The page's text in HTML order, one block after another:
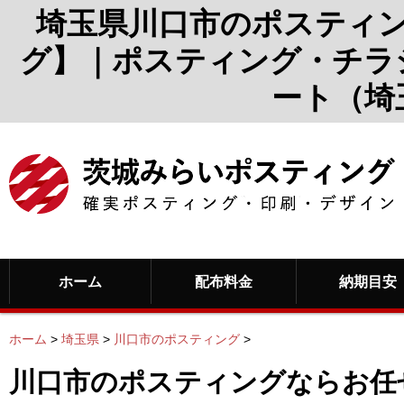
埼玉県川口市のポスティ
グ】｜ポスティング・チ
ート（
ホーム 配布料金 納期目安
ホーム > 埼玉県 > 川口市のポスティング >
川口市のポスティングならお